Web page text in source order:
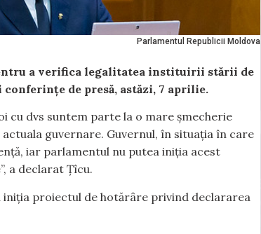
Parlamentul Republicii Moldova
a verifica legalitatea instituirii stării de
de presă, astăzi, 7 aprilie.
cu dvs suntem parte la o mare șmecherie
guvernare. Guvernul, în situația în care
iar parlamentul nu putea iniția acest
a declarat Țîcu.
iniția proiectul de hotărâre privind declararea